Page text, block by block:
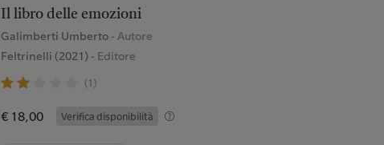
Il libro delle emozioni
Galimberti Umberto - Autore
Feltrinelli (2021)- Editore
(1)
€ 18,00 Verifica disponibilità